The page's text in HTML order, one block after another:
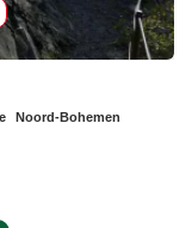
Noord-Bohemen